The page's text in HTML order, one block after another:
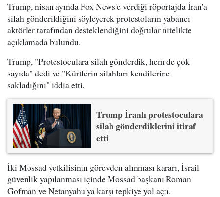
Trump, nisan ayında Fox News'e verdiği röportajda İran'a
silah gönderildiğini söyleyerek protestoların yabancı
aktörler tarafından desteklendiğini doğrular nitelikte
açıklamada bulundu.
Trump, "Protestoculara silah gönderdik, hem de çok
sayıda" dedi ve "Kürtlerin silahları kendilerine
sakladığını" iddia etti.
Trump İranlı protestoculara
silah gönderdiklerini itiraf
etti
İki Mossad yetkilisinin görevden alınması kararı, İsrail
güvenlik yapılanması içinde Mossad başkanı Roman
Gofman ve Netanyahu'ya karşı tepkiye yol açtı.